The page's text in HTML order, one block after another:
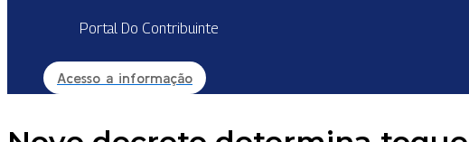
Portal Do Contribuinte
Acesso a informação